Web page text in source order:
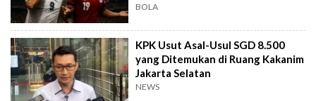
BOLA
KPK Usut Asal-Usul SGD 8.500
yang Ditemukan di Ruang Kakanim
Jakarta Selatan
NEWS